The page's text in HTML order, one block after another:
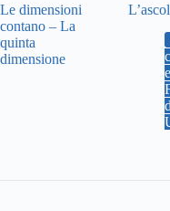
Le dimensioni
contano – La
quinta
dimensione